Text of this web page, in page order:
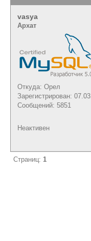
vasya
Архат
Откуда: Орел
Зарегистрирован:
Сообщений: 5851
Неактивен
Страниц: 1